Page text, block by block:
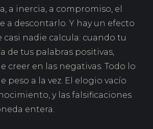
a inercia, a compromiso, el
a descontarlo. Y hay un efecto
casi nadie calcula: cuando tu
de tus palabras positivas,
creer en las negativas. Todo lo
peso a la vez. El elogio vacío
y las falsificaciones
entera.